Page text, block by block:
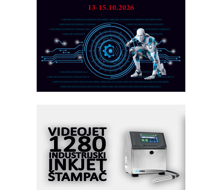
Razvoj asortimanskog pravca MINI-
PLC AKYTEC
AUKOM: Svetski standard metrologije
dostupan u Srbiji
MOTOMAN – NEXT-Robotika vođena
veštačkom inteligencijom
I.SAFE MOBILE revolucioniše
Fleksibilno stezanje i brzo
podešavanje u proizvodnji prototipova
KIP KOP – napredna rešenja za
savremene industrijske i logističke
objekte
Alba d.o.o. – 35 godina preciznosti u